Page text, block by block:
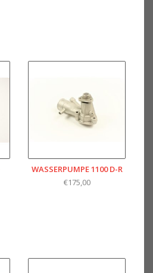
WASSERPUMPE 1100 D-R
€175,00